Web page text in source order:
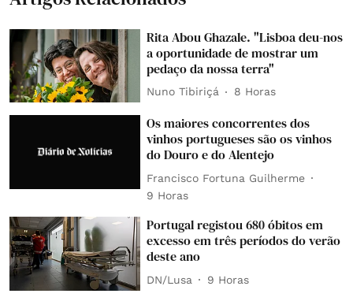
Rita Abou Ghazale. "Lisboa deu-nos
a oportunidade de mostrar um
pedaço da nossa terra"
Nuno Tibiriçá 8 Horas
Os maiores concorrentes dos
vinhos portugueses são os vinhos
do Douro e do Alentejo
Francisco Fortuna Guilherme
9 Horas
Portugal registou 680 óbitos em
excesso em três períodos do verão
deste ano
DN/Lusa 9 Horas